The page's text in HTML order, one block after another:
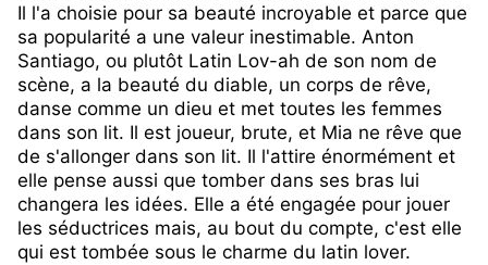
Il l'a choisie pour sa beauté incroyable et parce que
sa popularité a une valeur inestimable. Anton
Santiago, ou plutôt Latin Lov-ah de son nom de
scène, a la beauté du diable, un corps de rêve,
danse comme un dieu et met toutes les femmes
dans son lit. Il est joueur, brute, et Mia ne rêve que
de s'allonger dans son lit. Il l'attire énormément et
elle pense aussi que tomber dans ses bras lui
changera les idées. Elle a été engagée pour jouer
les séductrices mais, au bout du compte, c'est elle
qui est tombée sous le charme du latin lover.